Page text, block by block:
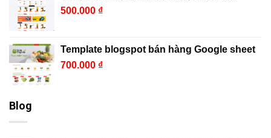
500.000 ₫
Template blogspot bán hàng Google sheet
700.000 ₫
Blog